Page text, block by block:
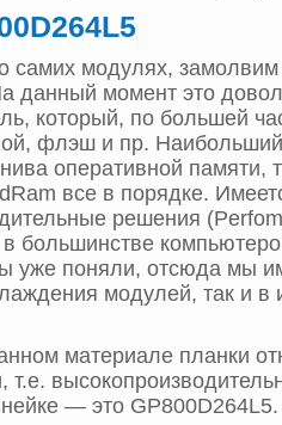
самих модулях, замолвим
данный момент это
который, по большей
флэш и пр. Наибольший
оперативной памяти,
все в порядке.
решения
большинстве
уже поняли, отсюда мы
модулей, так и в
материале планки
т.е.
— это